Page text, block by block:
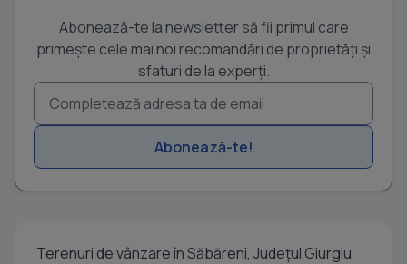
Abonează-te la newsletter să fii primul care
primește cele mai noi recomandări de proprietăți și
sfaturi de la experți.
Abonează-te!
Terenuri de vânzare în Săbăreni, Județul Giurgiu